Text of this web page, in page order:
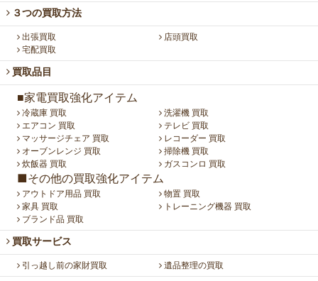
３つの買取方法
出張買取
店頭買取
宅配買取
買取品目
■家電買取強化アイテム
冷蔵庫 買取
洗濯機 買取
エアコン 買取
テレビ 買取
マッサージチェア 買取
レコーダー 買取
オーブンレンジ 買取
掃除機 買取
炊飯器 買取
ガスコンロ 買取
■その他の買取強化アイテム
アウトドア用品 買取
物置 買取
家具 買取
トレーニング機器 買取
ブランド品 買取
買取サービス
引っ越し前の家財買取 遺品整理の買取